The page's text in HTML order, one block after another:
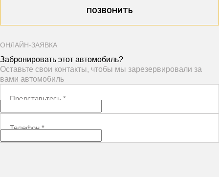
ПОЗВОНИТЬ
ОНЛАЙН-ЗАЯВКА
Забронировать этот автомобиль?
Оставьте свои контакты, чтобы мы зарезервировали за
вами автомобиль
Представьтесь*
Телефон*